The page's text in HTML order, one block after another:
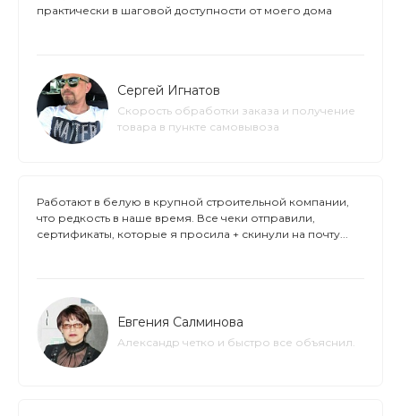
практически в шаговой доступности от моего дома
Сергей Игнатов
Скорость обработки заказа и получение
товара в пункте самовывоза
Работают в белую в крупной строительной компании,
что редкость в наше время. Все чеки отправили,
сертификаты, которые я просила + скинули на почту...
Евгения Салминова
Александр четко и быстро все объяснил.